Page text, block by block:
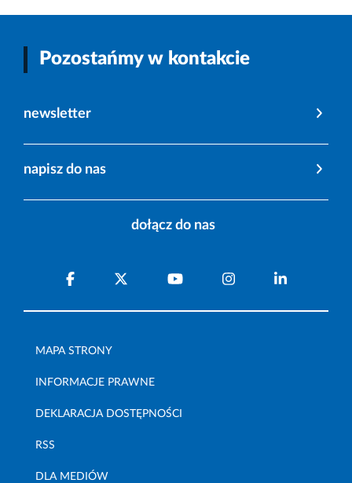
Pozostańmy w kontakcie
newsletter
napisz do nas
dołącz do nas
MAPA STRONY
INFORMACJE PRAWNE
DEKLARACJA DOSTĘPNOŚCI
RSS
DLA MEDIÓW